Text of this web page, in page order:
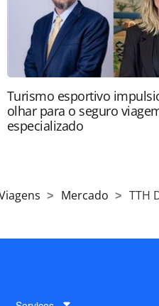
Turismo esportivo
olhar para o seguro
especializado
Mercado TTH